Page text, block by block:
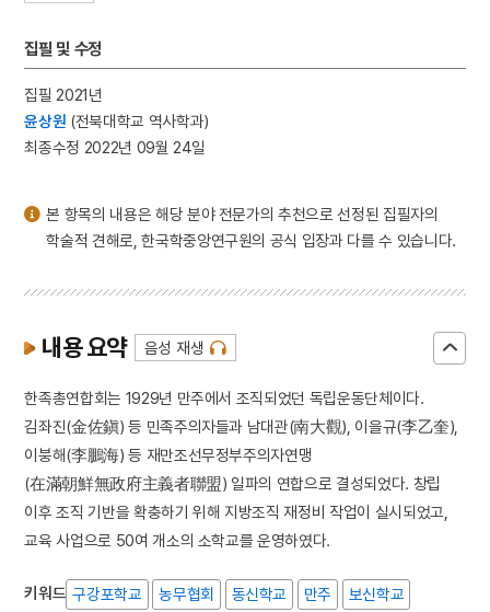
10 도당굿
집필 및 수정
집필 2021년
윤상원 (전북대학교 역사학과)
최종수정 2022년 09월 24일
본 항목의 내용은 해당 분야 전문가의 추천으로 선정된 집필자의
학술적 견해로, 한국학중앙연구원의 공식 입장과 다를 수 있습니다.
내용 요약 음성 재생
한족총연합회는 1929년 만주에서 조직되었던 독립운동단체이다.
김좌진(金佐鎭) 등 민족주의자들과 남대관(南大觀), 이을규(李乙奎),
이붕해(李鵬海) 등 재만조선무정부주의자연맹
(在滿朝鮮無政府主義者聯盟) 일파의 연합으로 결성되었다. 창립
이후 조직 기반을 확충하기 위해 지방조직 재정비 작업이 실시되었고,
교육 사업으로 50여 개소의 소학교를 운영하였다.
키워드 구강포학교 농무협회 동신학교 만주
보신학교